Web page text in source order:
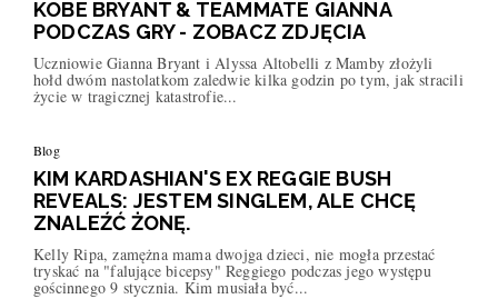
KOBE BRYANT & TEAMMATE GIANNA
PODCZAS GRY - ZOBACZ ZDJĘCIA
Uczniowie Gianna Bryant i Alyssa Altobelli z Mamby złożyli
hołd dwóm nastolatkom zaledwie kilka godzin po tym, jak stracili
życie w tragicznej katastrofie...
Blog
KIM KARDASHIAN'S EX REGGIE BUSH
REVEALS: JESTEM SINGLEM, ALE CHCĘ
ZNALEŹĆ ŻONĘ.
Kelly Ripa, zamężna mama dwojga dzieci, nie mogła przestać
tryskać na "falujące bicepsy" Reggiego podczas jego występu
gościnnego 9 stycznia. Kim musiała być...